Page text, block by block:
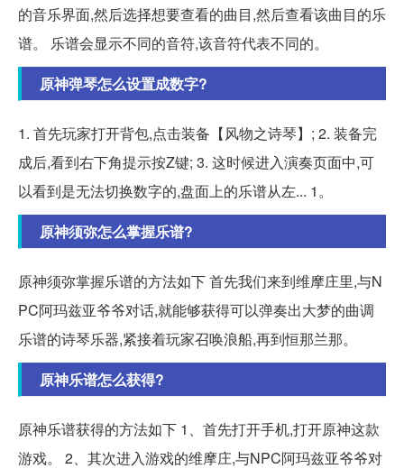
的音乐界面,然后选择想要查看的曲目,然后查看该曲目的乐
谱。 乐谱会显示不同的音符,该音符代表不同的。
原神弹琴怎么设置成数字?
1. 首先玩家打开背包,点击装备【风物之诗琴】; 2. 装备完
成后,看到右下角提示按Z键; 3. 这时候进入演奏页面中,可
以看到是无法切换数字的,盘面上的乐谱从左... 1。
原神须弥怎么掌握乐谱?
原神须弥掌握乐谱的方法如下 首先我们来到维摩庄里,与N
PC阿玛兹亚爷爷对话,就能够获得可以弹奏出大梦的曲调
乐谱的诗琴乐器,紧接着玩家召唤浪船,再到恒那兰那。
原神乐谱怎么获得?
原神乐谱获得的方法如下 1、首先打开手机,打开原神这款
游戏。 2、其次进入游戏的维摩庄,与NPC阿玛兹亚爷爷对